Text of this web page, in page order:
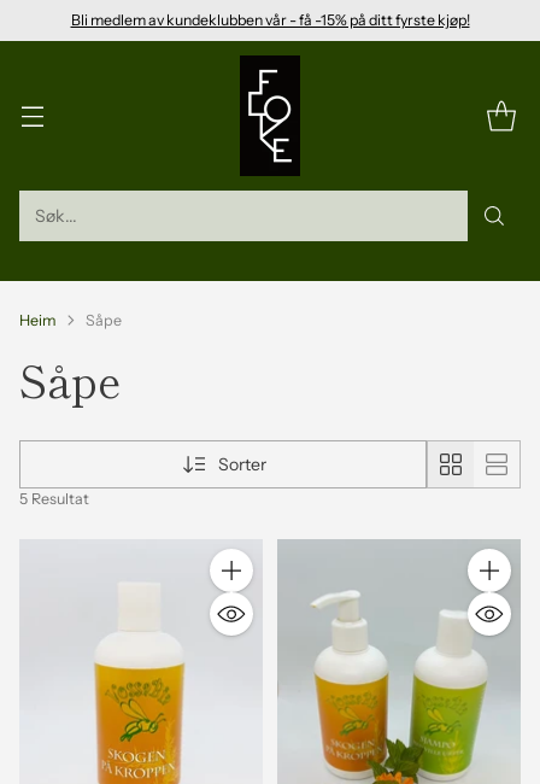
Bli medlem av kundeklubben vår - få -15% på ditt fyrste kjøp!
Søk...
Heim Såpe
Såpe
Sorter
5 Resultat
Antall Antall